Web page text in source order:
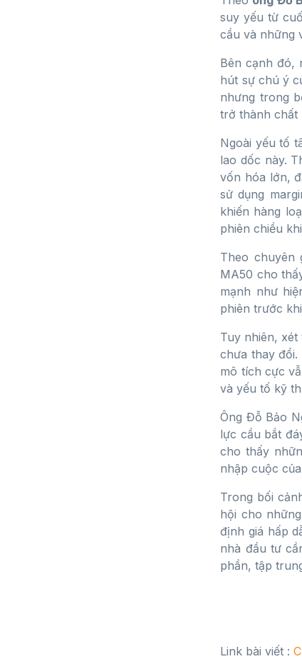
suy yếu từ
cầu và những
Bên cạnh đó,
hút sự chú ý
nhưng trong
trở thành chất
Ngoài yếu tố
lao dốc này.
vốn hóa lớn,
sử dụng
khiến hàng
phiên chiều
Theo chuyên
MA50 cho
mạnh như
phiên trước
Tuy nhiên,
chưa thay
mô tích cực
và yếu tố kỹ
Ông Đỗ Bảo
lực cầu bắt
cho thấy
nhập cuộc
Trong bối
hội cho
định giá hấp
nhà đầu tư
phần, tập
Link bài viết :